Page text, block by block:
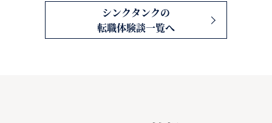
シンクタンクの
転職体験談一覧へ